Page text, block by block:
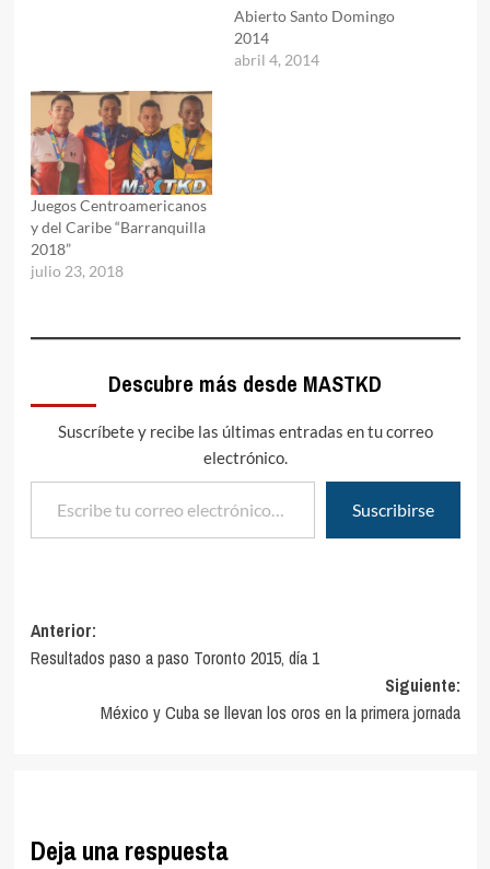
Abierto Santo Domingo
2014
abril 4, 2014
Juegos Centroamericanos
y del Caribe “Barranquilla
2018”
julio 23, 2018
Descubre más desde MASTKD
Suscríbete y recibe las últimas entradas en tu correo
electrónico.
Escribe tu correo electrónico…
Suscribirse
Navegación
de
entradas
Anterior:
Resultados paso a paso Toronto 2015, día 1
Siguiente:
México y Cuba se llevan los oros en la primera jornada
Deja una respuesta